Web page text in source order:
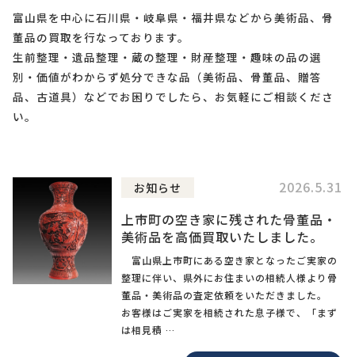
富山県を中心に石川県・岐阜県・福井県などから美術品、骨
董品の買取を行なっております。
生前整理・遺品整理・蔵の整理・財産整理・趣味の品の選
別・価値がわからず処分できな品（美術品、骨董品、贈答
品、古道具）などでお困りでしたら、お気軽にご相談くださ
い。
お知らせ
2026.5.31
上市町の空き家に残された骨董品・
美術品を高価買取いたしました。
富山県上市町にある空き家となったご実家の
整理に伴い、県外にお住まいの相続人様より骨
董品・美術品の査定依頼をいただきました。
お客様はご実家を相続された息子様で、「まず
は相見積 …